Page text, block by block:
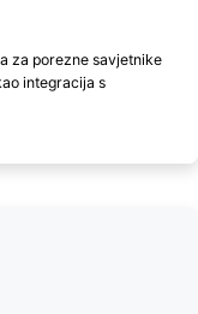
za porezne savjetnike
integracija s